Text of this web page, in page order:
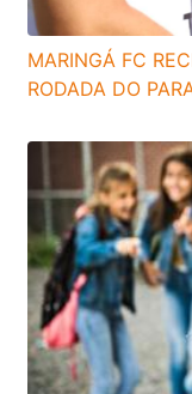
MARINGÁ FC
RODADA DO